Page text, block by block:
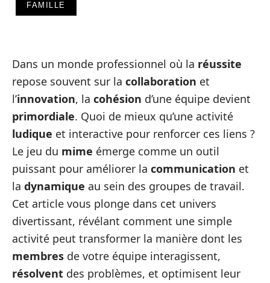
FAMILLE
Dans un monde professionnel où la réussite
repose souvent sur la collaboration et
l’innovation, la cohésion d’une équipe devient
primordiale. Quoi de mieux qu’une activité
ludique et interactive pour renforcer ces liens ?
Le jeu du mime émerge comme un outil
puissant pour améliorer la communication et
la dynamique au sein des groupes de travail.
Cet article vous plonge dans cet univers
divertissant, révélant comment une simple
activité peut transformer la manière dont les
membres de votre équipe interagissent,
résolvent des problèmes, et optimisent leur